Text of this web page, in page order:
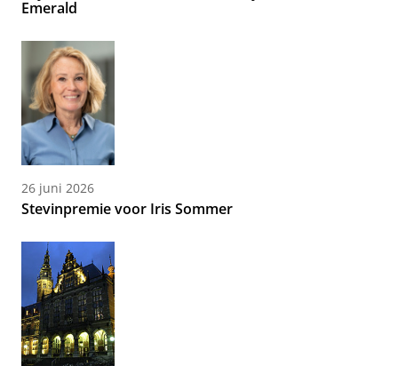
Emerald
26 juni 2026
Stevinpremie voor Iris Sommer